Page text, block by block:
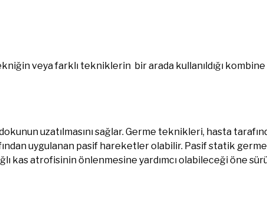
veya farklı tekniklerin bir arada kullanıldığı
uzatılmasını sağlar. Germe teknikleri, hasta
uygulanan pasif hareketler olabilir. Pasif statik
kas atrofisinin önlenmesine yardımcı olabileceği öne